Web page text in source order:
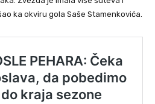
ka okviru gola Saše Stamenkovića.